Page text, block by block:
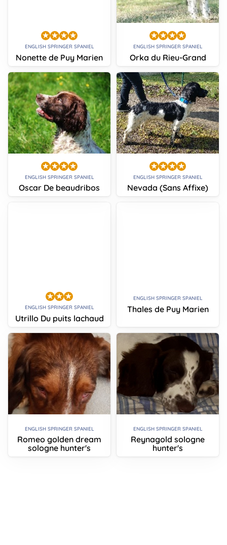
ENGLISH SPRINGER SPANIEL
Nonette de Puy Marien
ENGLISH SPRINGER SPANIEL
Orka du Rieu-Grand
ENGLISH SPRINGER SPANIEL
Oscar De beaudribos
ENGLISH SPRINGER SPANIEL
Nevada (Sans Affixe)
ENGLISH SPRINGER SPANIEL
Utrillo Du puits lachaud
ENGLISH SPRINGER SPANIEL
Thales de Puy Marien
ENGLISH SPRINGER SPANIEL
Romeo golden dream
sologne hunter's
ENGLISH SPRINGER SPANIEL
Reynagold sologne
hunter's